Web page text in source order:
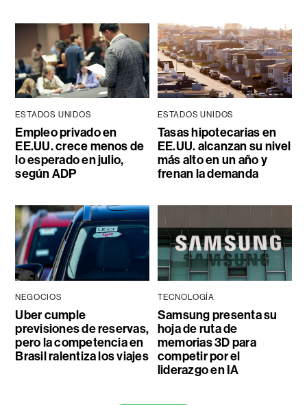
ESTADOS UNIDOS
Empleo privado en
EE.UU. crece menos de
lo esperado en julio,
según ADP
ESTADOS UNIDOS
Tasas hipotecarias en
EE.UU. alcanzan su nivel
más alto en un año y
frenan la demanda
NEGOCIOS
Uber cumple
previsiones de reservas,
pero la competencia en
Brasil ralentiza los viajes
TECNOLOGÍA
Samsung presenta su
hoja de ruta de
memorias 3D para
competir por el
liderazgo en IA